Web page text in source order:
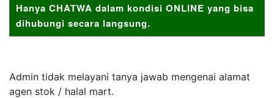
Hanya CHATWA dalam kondisi ONLINE yang bisa
dihubungi secara langsung.
Admin tidak melayani tanya jawab mengenai alamat
agen stok / halal mart.